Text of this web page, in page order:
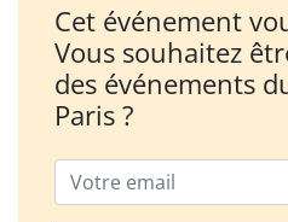
Cet événement
Vous souhaitez
des événements
Paris ?
Email